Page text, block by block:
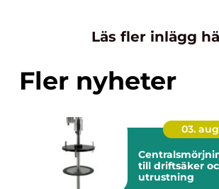
Läs fler inlägg
Fler nyheter
03. aug
Centralsmörjning
till driftsäker
utrustning